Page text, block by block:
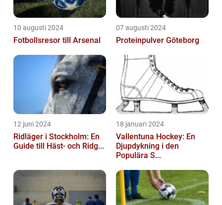
10 augusti 2024
Fotbollsresor till Arsenal
07 augusti 2024
Proteinpulver Göteborg
12 juni 2024
Ridläger i Stockholm: En
Guide till Häst- och Ridg...
18 januari 2024
Vallentuna Hockey: En
Djupdykning i den
Populära S...